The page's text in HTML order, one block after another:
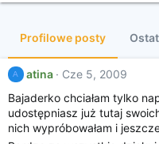
Profilowe posty
A atina
Cze 5, 2009
Bajaderko chciałam tylko
udostępniasz już tutaj
nich wypróbowałam i